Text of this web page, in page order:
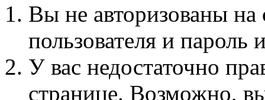
Вы не авторизованы на
пользователя и пароль
У вас недостаточно
странице. Возможно,